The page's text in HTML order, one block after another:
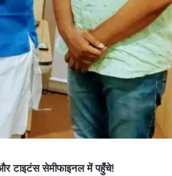
टाइटंस सेमीफाइनल में पहुँचे!